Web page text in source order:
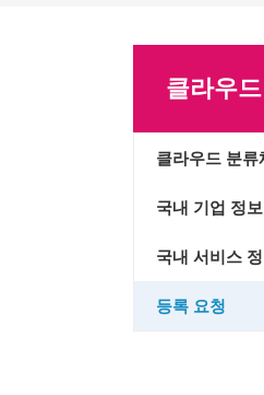
클라우
클라우드 분류
국내 기업 정보
국내 서비스
등록 요청